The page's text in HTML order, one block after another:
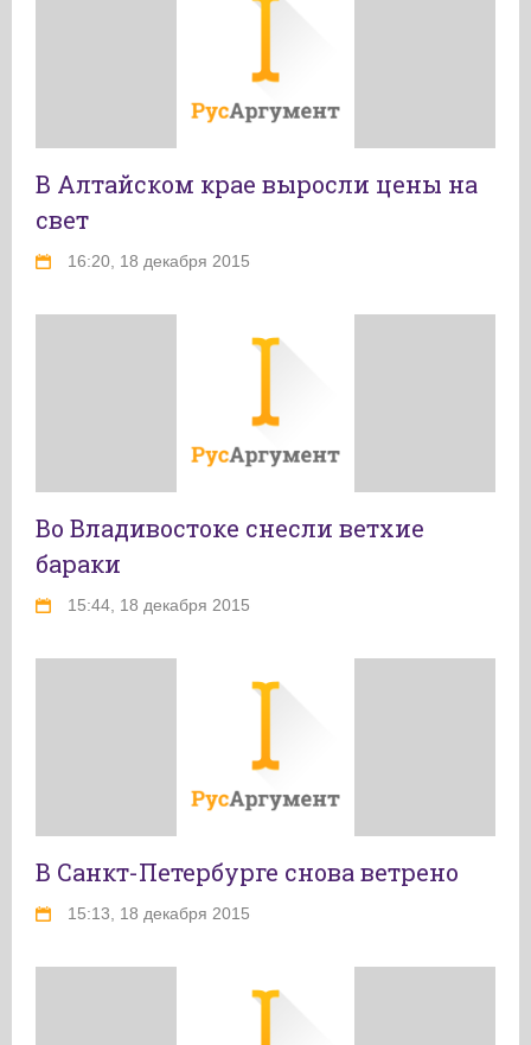
В Алтайском крае выросли цены на
свет
16:20, 18 декабря 2015
Во Владивостоке снесли ветхие
бараки
15:44, 18 декабря 2015
В Санкт-Петербурге снова ветрено
15:13, 18 декабря 2015